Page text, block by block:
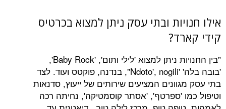
ובתי עסק ניתן למצוא בכרטיס
"בין החנויות ניתן למצוא 'לילי ותום', 'Baby Rock',
'בובה בלה' 'Ndoto', nogili", בנדנה, פוקטס ועוד. לצד
המציעים שירותים של ייעוץ, סדנאות
'ספרטף', 'אסתר קוסמטיקה', נחיתה רכה